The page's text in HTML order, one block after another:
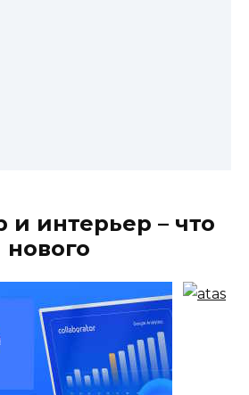
и интерьер – что
нового